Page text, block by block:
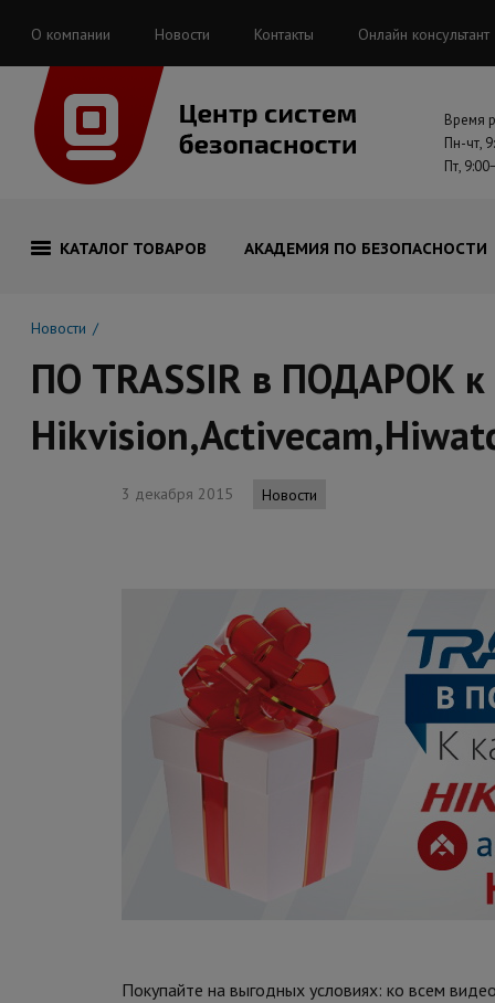
О компании Новости Контакты Онлайн консультант
Время
Пн-чт,
Пт,
КАТАЛОГ ТОВАРОВ АКАДЕМИЯ ПО БЕЗОПАСНОСТИ
Новости
ПО TRASSIR в ПОДАРОК
3 декабря 2015 Новости
Покупайте на выгодных условиях: ко всем